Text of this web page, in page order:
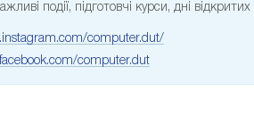
події, підготовчі курси, дні
computer.dut/
computer.dut